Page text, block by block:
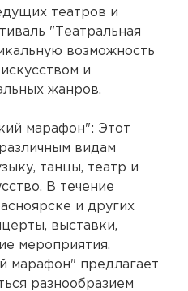
театров и
"Театральная
возможность
и
жанров.
марафон": Этот
видам
танцы, театр и
В течение
и других
выставки,
мероприятия.
марафон" предлагает
разнообразием